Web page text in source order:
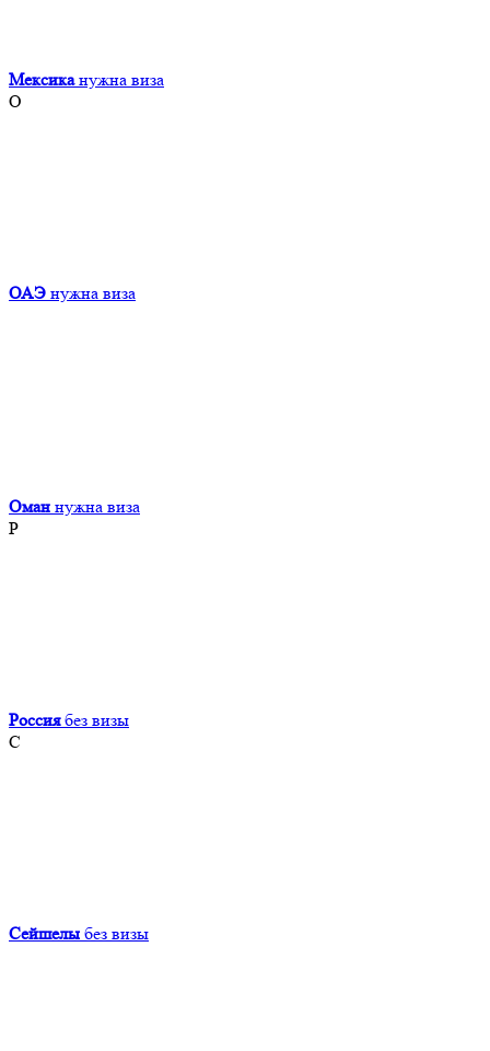
Мексика нужна виза
О
ОАЭ нужна виза
Оман нужна виза
Р
Россия без визы
С
Сейшелы без визы